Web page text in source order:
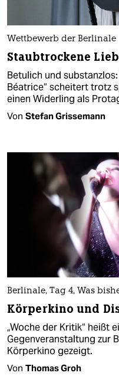
Wettbewerb der Berlinale
Staubtrockene
Betulich und
Béatrice“ scheitert trotz
einen Widerling als
Von Stefan Grissemann
Berlinale, Tag 4, Was
Körperkino und
„Woche der Kritik“ heißt
Gegenveranstaltung zur
Körperkino gezeigt.
Von Thomas Groh